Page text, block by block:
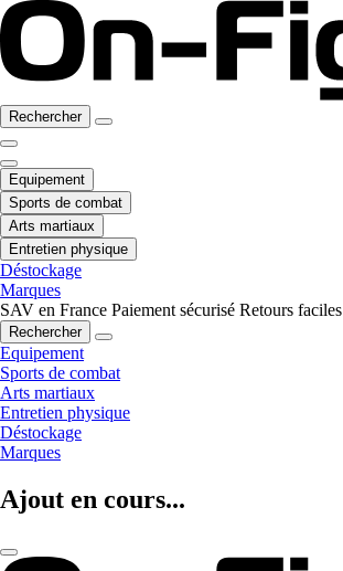
Rechercher
Equipement
Sports de combat
Arts martiaux
Entretien physique
Déstockage
Marques
SAV en France Paiement sécurisé Retours faciles
Rechercher
Equipement
Sports de combat
Arts martiaux
Entretien physique
Déstockage
Marques
Ajout en cours...